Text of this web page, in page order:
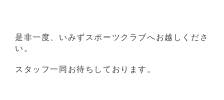
是非一度、いみずスポーツクラブへお越しくださ
い。
スタッフ一同お待ちしております。